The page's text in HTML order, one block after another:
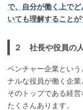
で、自分が働く上で
いても理解することが
２ 社長や役員の
ベンチャー企業とい
ナルな役員が働く企業
そのトップである経
たくさんあります。